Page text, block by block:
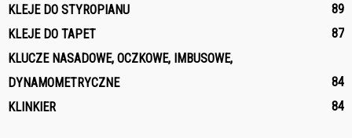
KLEJE DO STYROPIANU
89
KLEJE DO TAPET
87
KLUCZE NASADOWE, OCZKOWE, IMBUSOWE,
DYNAMOMETRYCZNE
84
KLINKIER
84